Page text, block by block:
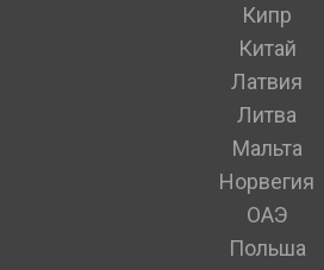
Кипр
Китай
Латвия
Литва
Мальта
Норвегия
ОАЭ
Польша